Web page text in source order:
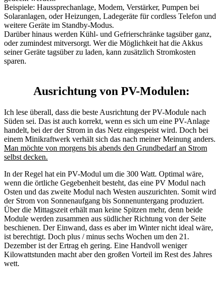
Beispiele: Haussprechanlage, Modem, Verstärker, Pumpen bei
Solaranlagen, oder Heizungen, Ladegeräte für cordless Telefon und
weitere Geräte im Standby-Modus.
Darüber hinaus werden Kühl- und Gefrierschränke tagsüber ganz,
oder zumindest mitversorgt. Wer die Möglichkeit hat die Akkus
seiner Geräte tagsüber zu laden, kann zusätzlich Stromkosten
sparen.
Ausrichtung von PV-Modulen:
Ich lese überall, dass die beste Ausrichtung der PV-Module nach
Süden sei. Das ist auch korrekt, wenn es sich um eine PV-Anlage
handelt, bei der der Strom in das Netz eingespeist wird. Doch bei
einem Minikraftwerk verhält sich das nach meiner Meinung anders.
Man möchte von morgens bis abends den Grundbedarf an Strom
selbst decken.
In der Regel hat ein PV-Modul um die 300 Watt. Optimal wäre,
wenn die örtliche Gegebenheit besteht, das eine PV Modul nach
Osten und das zweite Modul nach Westen auszurichten. Somit wird
der Strom von Sonnenaufgang bis Sonnenuntergang produziert.
Über die Mittagszeit erhält man keine Spitzen mehr, denn beide
Module werden zusammen aus südlicher Richtung von der Seite
beschienen. Der Einwand, dass es aber im Winter nicht ideal wäre,
ist berechtigt. Doch plus / minus sechs Wochen um den 21.
Dezember ist der Ertrag eh gering. Eine Handvoll weniger
Kilowattstunden macht aber den großen Vorteil im Rest des Jahres
wett.